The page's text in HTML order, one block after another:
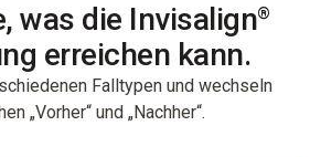
was die Invisalign®
erreichen kann.
Falltypen und wechseln
„Vorher“ und „Nachher“.